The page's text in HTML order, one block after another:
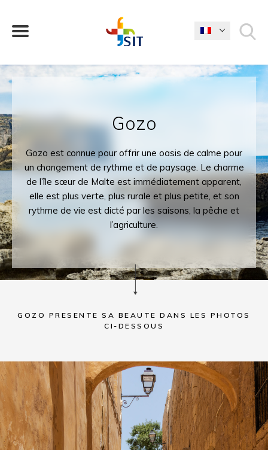
Gozo
Gozo est connue pour offrir une oasis de calme pour
un changement de rythme et de paysage. Le charme
de l’île sœur de Malte est immédiatement apparent,
elle est plus verte, plus rurale et plus petite, et son
rythme de vie est dicté par les saisons, la pêche et
l’agriculture.
GOZO PRESENTE SA BEAUTE DANS LES PHOTOS
CI-DESSOUS